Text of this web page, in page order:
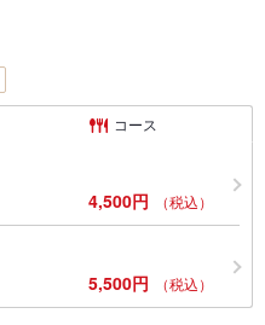
コース
4,500円 （税込）
5,500円 （税込）